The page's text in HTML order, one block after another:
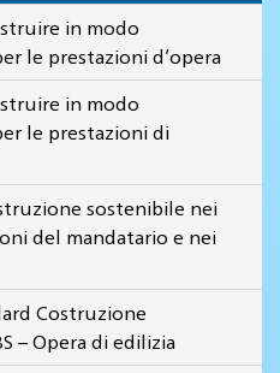
in modo
le prestazioni d’opera
in modo
le prestazioni di
sostenibile nei
del mandatario e nei
Costruzione
– Opera di edilizia